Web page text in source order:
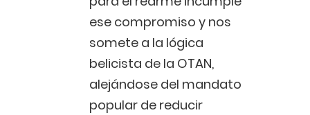
ese compromiso y nos
somete a la lógica
belicista de la OTAN,
alejándose del mandato
popular de reducir